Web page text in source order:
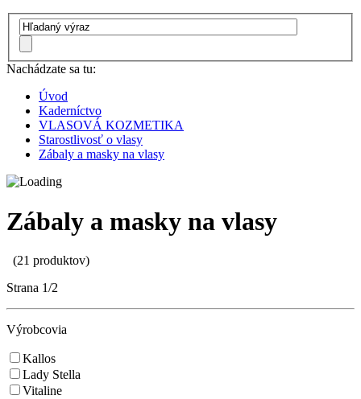
Nachádzate sa tu:
Úvod
Kaderníctvo
VLASOVÁ KOZMETIKA
Starostlivosť o vlasy
Zábaly a masky na vlasy
Zábaly a masky na vlasy
(21 produktov)
Strana 1/2
Výrobcovia
Kallos
Lady Stella
Vitaline